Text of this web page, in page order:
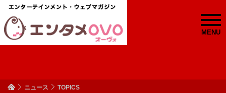
MENU
ニュース TOPICS